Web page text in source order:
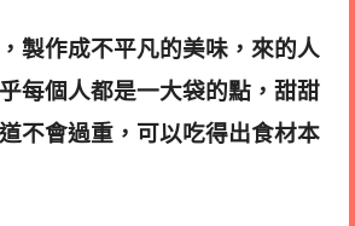
製作成不平凡的美味，來的人
每個人都是一大袋的點，甜甜
不會過重，可以吃得出食材本